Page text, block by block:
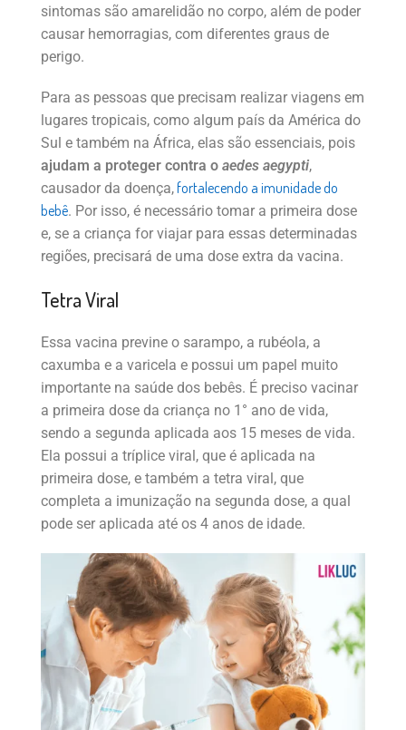
sintomas são amarelidão no corpo, além de poder
causar hemorragias, com diferentes graus de
perigo.
Para as pessoas que precisam realizar viagens em
lugares tropicais, como algum país da América do
Sul e também na África, elas são essenciais, pois
ajudam a proteger contra o aedes aegypti,
causador da doença,fortalecendo a imunidade do
bebê. Por isso, é necessário tomar a primeira dose
e, se a criança for viajar para essas determinadas
regiões, precisará de uma dose extra da vacina.
Tetra Viral
Essa vacina previne o sarampo, a rubéola, a
caxumba e a varicela e possui um papel muito
importante na saúde dos bebês. É preciso vacinar
a primeira dose da criança no 1° ano de vida,
sendo a segunda aplicada aos 15 meses de vida.
Ela possui a tríplice viral, que é aplicada na
primeira dose, e também a tetra viral, que
completa a imunização na segunda dose, a qual
pode ser aplicada até os 4 anos de idade.